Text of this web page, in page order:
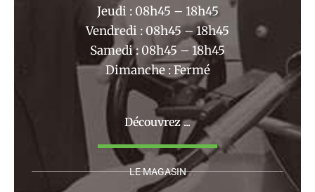
Jeudi : 08h45 – 18h45
Vendredi : 08h45 – 18h45
Samedi : 08h45 – 18h45
Dimanche : Fermé
Découvrez ...
LE MAGASIN